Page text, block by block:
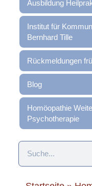
Ausbildung
Institut für
Bernhard Tille
Rückmeldungen
Blog
Homöopathie
Psychotherapie